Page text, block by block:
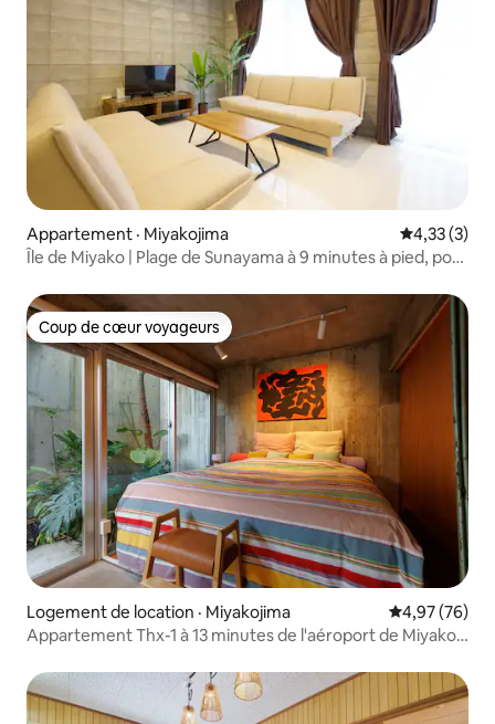
Appartement · Miyakojima Note
4,33 (3)
Île de Miyako | Plage de Sunayama à 9 minutes à pied, pont
enfants bienvenus | Wi-Fi | Stationnement | Sèche-linge à
gaz
Coup de cœur voyageurs
Coup de cœur voyageurs
Logement de location · Miyakojima Note
4,97 (76)
Appartement Thx-1 à 13 minutes de l'aéroport de Miyako,
appartement familial 2